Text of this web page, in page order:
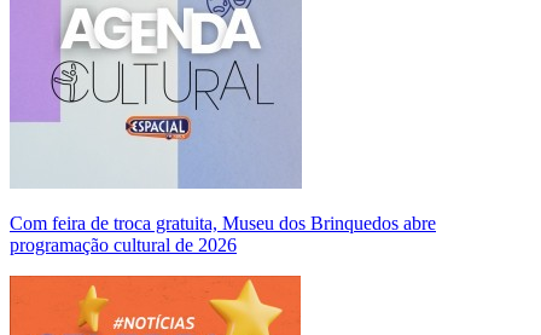
Com feira de troca gratuita, Museu dos Brinquedos abre
programação cultural de 2026